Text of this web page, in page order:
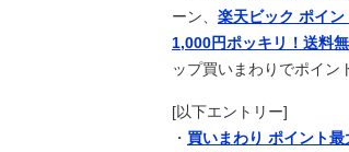
【評価】フー
ｽﾎﾟｰﾂ 【朗報】プレ
2ch 【画像】ワイ
芸能 【日向坂46】
ーン、 楽天ビック ポイ
1,000円ポッキリ！送料
ップ買いまわりでポイン
[以下エントリー]
・ 買いまわり ポイント最